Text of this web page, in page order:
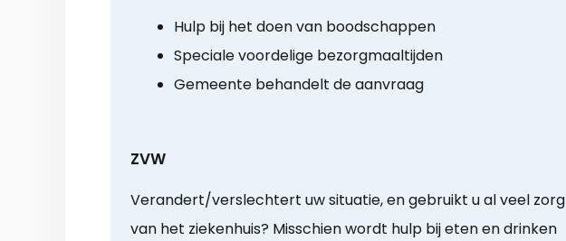
Hulp bij het doen van boodschappen
Speciale voordelige bezorgmaaltijden
Gemeente behandelt de aanvraag
ZVW
Verandert/verslechtert uw situatie, en gebruikt u al veel zorg
van het ziekenhuis? Misschien wordt hulp bij eten en drinken